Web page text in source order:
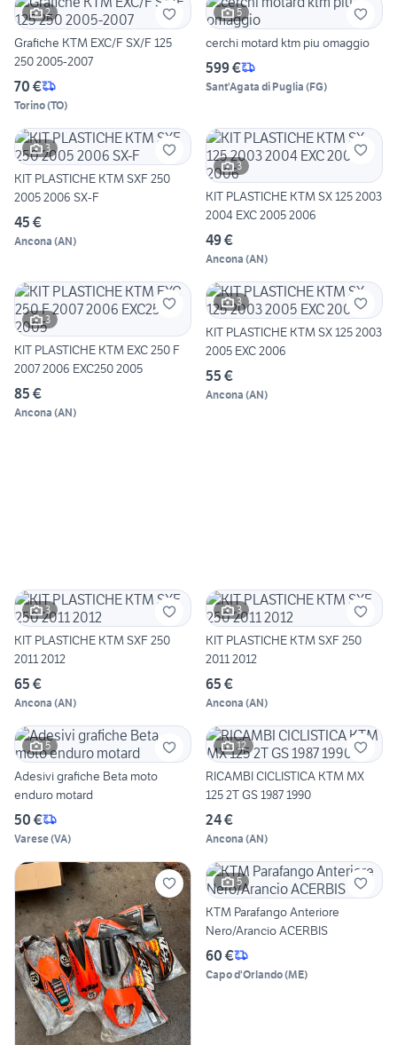
2
Grafiche KTM EXC/F SX/F 125
250 2005-2007
70 €
Torino(TO)
5
cerchi motard ktm piu omaggio
599 €
Sant'Agata di Puglia (FG)
3
KIT PLASTICHE KTM SXF 250
2005 2006 SX-F
45 €
Ancona (AN)
3
KIT PLASTICHE KTM SX 125 2003
2004 EXC 2005 2006
49 €
Ancona (AN)
3
KIT PLASTICHE KTM EXC 250 F
2007 2006 EXC250 2005
85 €
Ancona (AN)
3
KIT PLASTICHE KTM SX 125 2003
2005 EXC 2006
55 €
Ancona (AN)
3
KIT PLASTICHE KTM SXF 250
2011 2012
65 €
Ancona (AN)
3
KIT PLASTICHE KTM SXF 250
2011 2012
65 €
Ancona (AN)
5
Adesivi grafiche Beta moto
enduro motard
50 €
Varese(VA)
12
RICAMBI CICLISTICA KTM MX
125 2T GS 1987 1990
24 €
Ancona (AN)
5
KTM Parafango Anteriore
Nero/Arancio ACERBIS
60 €
Capo d'Orlando(ME)